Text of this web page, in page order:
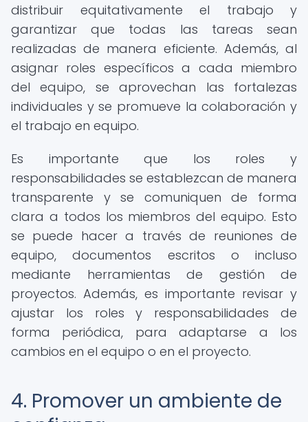
distribuir equitativamente el trabajo y
garantizar que todas las tareas sean
realizadas de manera eficiente. Además, al
asignar roles específicos a cada miembro
del equipo, se aprovechan las fortalezas
individuales y se promueve la colaboración y
el trabajo en equipo.
Es importante que los roles y
responsabilidades se establezcan de manera
transparente y se comuniquen de forma
clara a todos los miembros del equipo. Esto
se puede hacer a través de reuniones de
equipo, documentos escritos o incluso
mediante herramientas de gestión de
proyectos. Además, es importante revisar y
ajustar los roles y responsabilidades de
forma periódica, para adaptarse a los
cambios en el equipo o en el proyecto.
4. Promover un ambiente de